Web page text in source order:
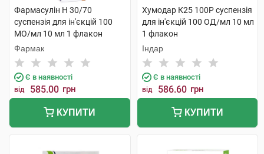
Фармасулін H 30/70
суспензія для ін'єкцій 100
МО/мл 10 мл 1 флакон
Фармак
Є в наявності
від 585.00 грн
КУПИТИ
Хумодар К25 100Р суспензія
для ін'єкцій 100 ОД/мл 10 мл
1 флакон
Індар
Є в наявності
від 586.60 грн
КУПИТИ